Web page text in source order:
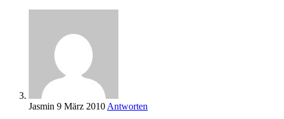
Jasmin 9 März 2010 Antworten